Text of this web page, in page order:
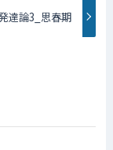
達論3_思春期